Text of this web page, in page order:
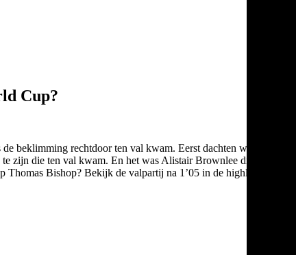
Cup?
beklimming rechtdoor ten val kwam. Eerst dachten we dat
zijn die ten val kwam. En het was Alistair Brownlee die
Bishop? Bekijk de valpartij na 1’05 in de highlights